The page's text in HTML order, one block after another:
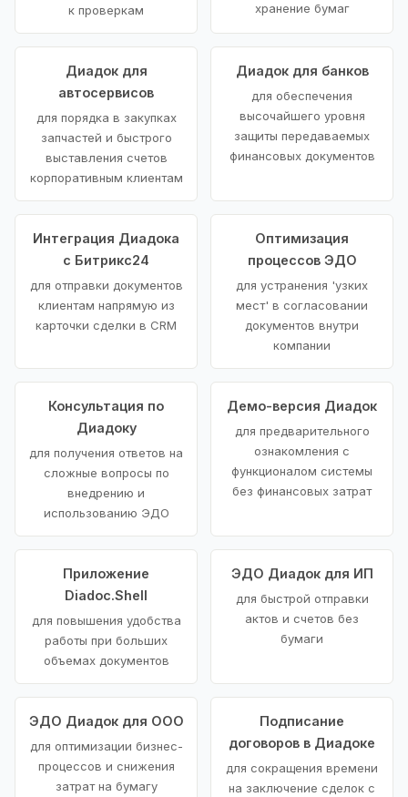
к проверкам
хранение бумаг
Диадок для
автосервисов
для порядка в закупках
запчастей и быстрого
выставления счетов
корпоративным клиентам
Диадок для банков
для обеспечения
высочайшего уровня
защиты передаваемых
финансовых документов
Интеграция Диадока
с Битрикс24
для отправки документов
клиентам напрямую из
карточки сделки в CRM
Оптимизация
процессов ЭДО
для устранения 'узких
мест' в согласовании
документов внутри
компании
Консультация по
Диадоку
для получения ответов на
сложные вопросы по
внедрению и
использованию ЭДО
Демо-версия Диадок
для предварительного
ознакомления с
функционалом системы
без финансовых затрат
Приложение
Diadoc.Shell
для повышения удобства
работы при больших
объемах документов
ЭДО Диадок для ИП
для быстрой отправки
актов и счетов без
бумаги
ЭДО Диадок для ООО
для оптимизации бизнес-
процессов и снижения
затрат на бумагу
Подписание
договоров в Диадоке
для сокращения времени
на заключение сделок с